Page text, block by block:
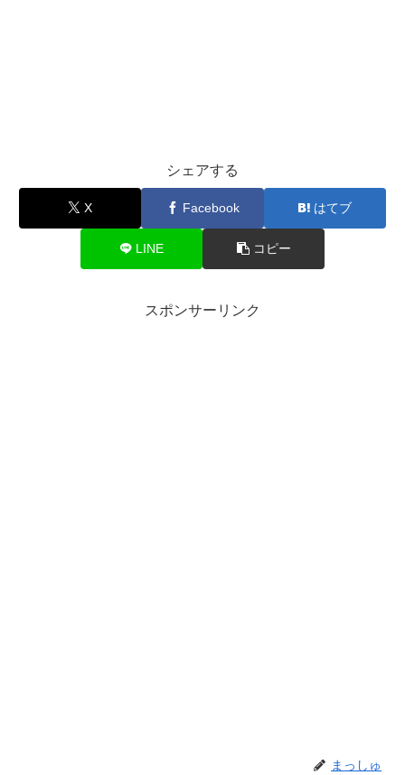
シェアする
X Facebook はてブ
LINE コピー
スポンサーリンク
まっしゅ